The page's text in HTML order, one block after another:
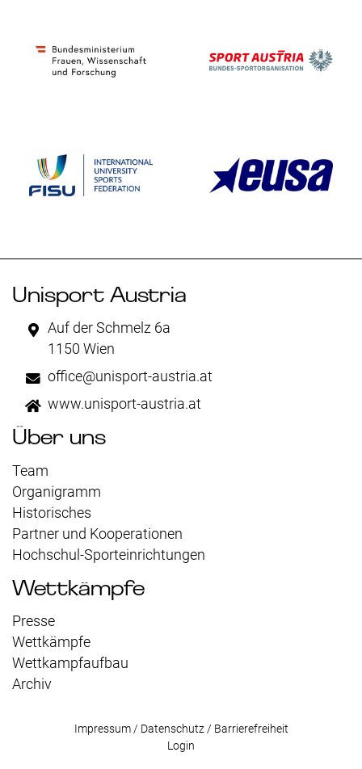
Unisport Austria
Auf der Schmelz 6a
1150 Wien
office@unisport-austria.at
www.unisport-austria.at
Über uns
Team
Organigramm
Historisches
Partner und Kooperationen
Hochschul-Sporteinrichtungen
Wettkämpfe
Presse
Wettkämpfe
Wettkampfaufbau
Archiv
Impressum / Datenschutz / Barrierefreiheit
Login